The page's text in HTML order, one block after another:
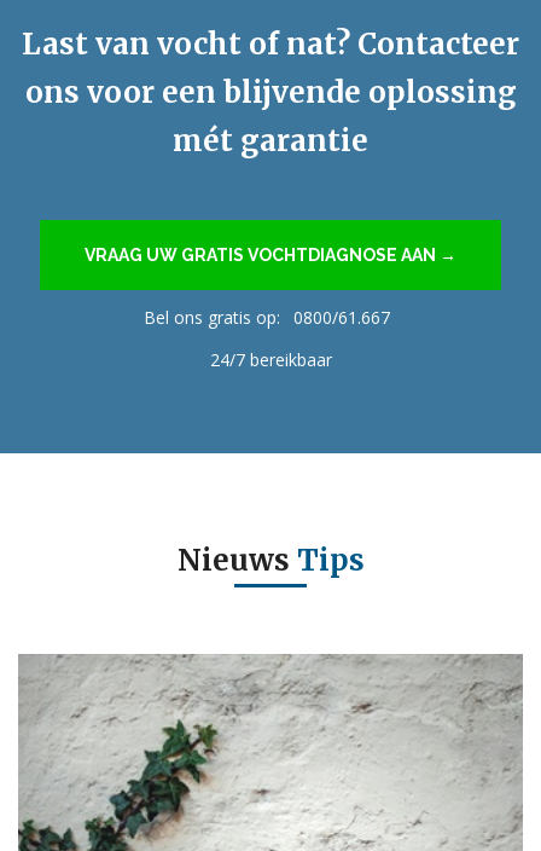
Last van vocht of nat? Contacteer
ons voor een blijvende oplossing
mét garantie
VRAAG UW GRATIS VOCHTDIAGNOSE AAN →
Bel ons gratis op:
0800/61.667
24/7 bereikbaar
Nieuws Tips